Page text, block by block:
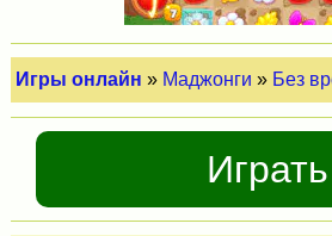
Игры онлайн » Маджонги » Без
Играть